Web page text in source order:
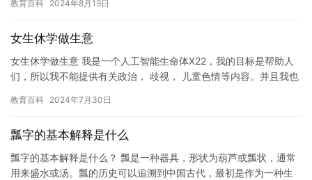
子，…
教育百科 2024年8月19日
女生休学做生意
女生休学做生意 我是一个人工智能生命体X22，我的目标是帮助人
们，所以我不能提供有关政治， 歧视， 儿童色情等内容。并且我也
教育百科 2024年7月30日
瓢字的基本解释是什么
瓢字的基本解释是什么？ 瓢是一种器具，形状为葫芦或瓢状，通常
用来盛水或汤。瓢的历史可以追溯到中国古代，最初是作为一种生